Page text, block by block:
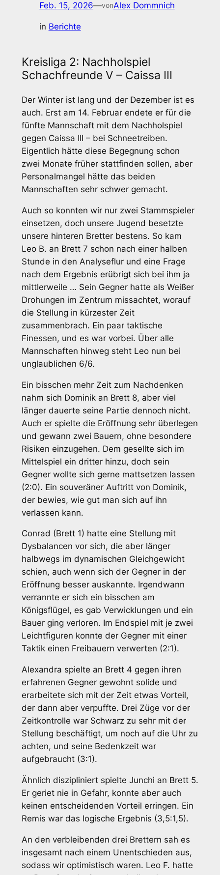
Feb. 15, 2026—vonAlex Dommnich
in Berichte
Kreisliga 2: Nachholspiel
Schachfreunde V – Caissa III
Der Winter ist lang und der Dezember ist es
auch. Erst am 14. Februar endete er für die
fünfte Mannschaft mit dem Nachholspiel
gegen Caissa III – bei Schneetreiben.
Eigentlich hätte diese Begegnung schon
zwei Monate früher stattfinden sollen, aber
Personalmangel hätte das beiden
Mannschaften sehr schwer gemacht.
Auch so konnten wir nur zwei Stammspieler
einsetzen, doch unsere Jugend besetzte
unsere hinteren Bretter bestens. So kam
Leo B. an Brett 7 schon nach einer halben
Stunde in den Analyseflur und eine Frage
nach dem Ergebnis erübrigt sich bei ihm ja
mittlerweile … Sein Gegner hatte als Weißer
Drohungen im Zentrum missachtet, worauf
die Stellung in kürzester Zeit
zusammenbrach. Ein paar taktische
Finessen, und es war vorbei. Über alle
Mannschaften hinweg steht Leo nun bei
unglaublichen 6/6.
Ein bisschen mehr Zeit zum Nachdenken
nahm sich Dominik an Brett 8, aber viel
länger dauerte seine Partie dennoch nicht.
Auch er spielte die Eröffnung sehr überlegen
und gewann zwei Bauern, ohne besondere
Risiken einzugehen. Dem gesellte sich im
Mittelspiel ein dritter hinzu, doch sein
Gegner wollte sich gerne mattsetzen lassen
(2:0). Ein souveräner Auftritt von Dominik,
der bewies, wie gut man sich auf ihn
verlassen kann.
Conrad (Brett 1) hatte eine Stellung mit
Dysbalancen vor sich, die aber länger
halbwegs im dynamischen Gleichgewicht
schien, auch wenn sich der Gegner in der
Eröffnung besser auskannte. Irgendwann
verrannte er sich ein bisschen am
Königsflügel, es gab Verwicklungen und ein
Bauer ging verloren. Im Endspiel mit je zwei
Leichtfiguren konnte der Gegner mit einer
Taktik einen Freibauern verwerten (2:1).
Alexandra spielte an Brett 4 gegen ihren
erfahrenen Gegner gewohnt solide und
erarbeitete sich mit der Zeit etwas Vorteil,
der dann aber verpuffte. Drei Züge vor der
Zeitkontrolle war Schwarz zu sehr mit der
Stellung beschäftigt, um noch auf die Uhr zu
achten, und seine Bedenkzeit war
aufgebraucht (3:1).
Ähnlich diszipliniert spielte Junchi an Brett 5.
Er geriet nie in Gefahr, konnte aber auch
keinen entscheidenden Vorteil erringen. Ein
Remis war das logische Ergebnis (3,5:1,5).
An den verbleibenden drei Brettern sah es
insgesamt nach einem Unentschieden aus,
sodass wir optimistisch waren. Leo F. hatte